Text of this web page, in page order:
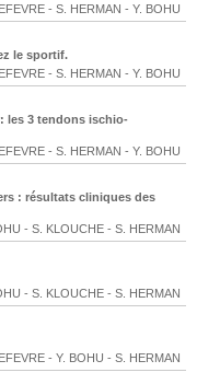
- S. HERMAN - Y. BOHU
le sportif.
- S. HERMAN - Y. BOHU
les 3 tendons ischio-
- S. HERMAN - Y. BOHU
: résultats cliniques des
- S. KLOUCHE - S. HERMAN
- S. KLOUCHE - S. HERMAN
- Y. BOHU - S. HERMAN